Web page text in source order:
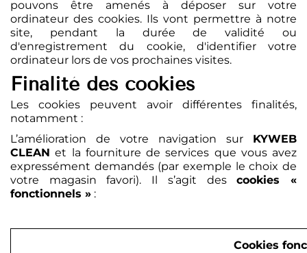
pouvons être amenés à déposer sur votre
ordinateur des cookies. Ils vont permettre à notre
site, pendant la durée de validité ou
d'enregistrement du cookie, d'identifier votre
ordinateur lors de vos prochaines visites.
Finalité des cookies
Les cookies peuvent avoir différentes finalités,
notamment :
L’amélioration de votre navigation sur KYWEB
CLEAN et la fourniture de services que vous avez
expressément demandés (par exemple le choix de
votre magasin favori). Il s’agit descookies «
fonctionnels » :
Cookies